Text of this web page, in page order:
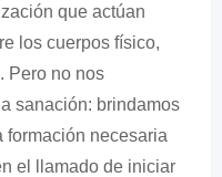
que actúan
los cuerpos físico,
Pero no nos
sanación: brindamos
formación necesaria
el llamado de iniciar